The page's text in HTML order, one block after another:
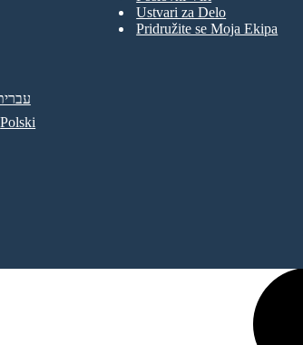
Ustvari za Delo
Pridružite se Moja Ekipa
Polski